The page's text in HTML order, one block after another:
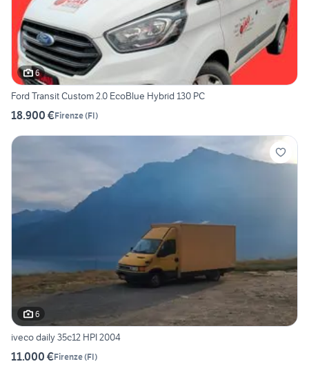
6
Ford Transit Custom 2.0 EcoBlue Hybrid 130 PC
18.900 €Firenze(FI)
6
iveco daily 35c12 HPI 2004
11.000 €Firenze(FI)